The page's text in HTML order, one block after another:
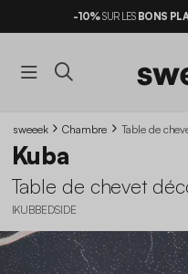
-10%SUR LES BONS
sweeek Chambre Table de
Kuba
Table de chevet
IKUBBEDSIDE